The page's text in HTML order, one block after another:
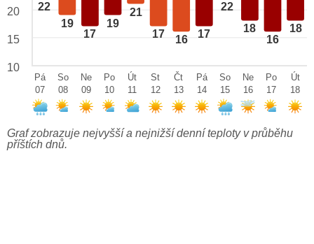
22
19
17
19
21
17 16 17
22
18
16
18
20
15
10
Pá
07
So
08
Ne
09
Po
10
Út
11
St
12
Čt
13
Pá
14
So
15
Ne
16
Po
17
Út
18
Graf zobrazuje nejvyšší a nejnižší denní teploty v průběhu
příštích dnů.